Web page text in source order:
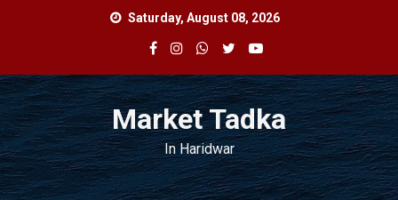
Saturday, August 08, 2026
Market Tadka
In Haridwar